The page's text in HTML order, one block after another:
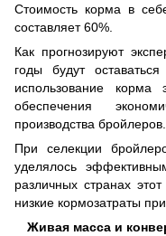
Стоимость корма в
составляет 60%.
Как прогнозируют
годы будут
использование
обеспечения
производства бройлеров.
При селекции
уделялось
различных странах
низкие кормозатраты
Живая масса и